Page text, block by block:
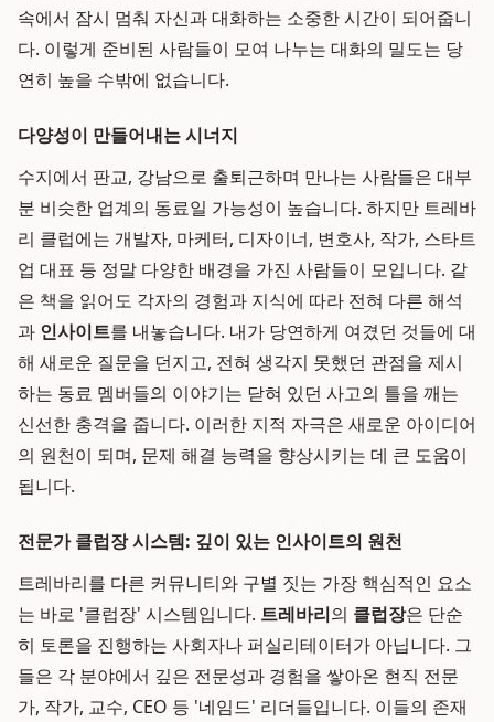
속에서 잠시 멈춰 자신과 대화하는 소중한 시간이 되어줍니
다. 이렇게 준비된 사람들이 모여 나누는 대화의 밀도는 당
연히 높을 수밖에 없습니다.
다양성이 만들어내는 시너지
수지에서 판교, 강남으로 출퇴근하며 만나는 사람들은 대부
분 비슷한 업계의 동료일 가능성이 높습니다. 하지만 트레바
리 클럽에는 개발자, 마케터, 디자이너, 변호사, 작가, 스타트
업 대표 등 정말 다양한 배경을 가진 사람들이 모입니다. 같
은 책을 읽어도 각자의 경험과 지식에 따라 전혀 다른 해석
과 인사이트를 내놓습니다. 내가 당연하게 여겼던 것들에 대
해 새로운 질문을 던지고, 전혀 생각지 못했던 관점을 제시
하는 동료 멤버들의 이야기는 닫혀 있던 사고의 틀을 깨는
신선한 충격을 줍니다. 이러한 지적 자극은 새로운 아이디어
의 원천이 되며, 문제 해결 능력을 향상시키는 데 큰 도움이
됩니다.
전문가 클럽장 시스템: 깊이 있는 인사이트의 원천
트레바리를 다른 커뮤니티와 구별 짓는 가장 핵심적인 요소
는 바로 '클럽장' 시스템입니다. 트레바리의 클럽장은 단순
히 토론을 진행하는 사회자나 퍼실리테이터가 아닙니다. 그
들은 각 분야에서 깊은 전문성과 경험을 쌓아온 현직 전문
가, 작가, 교수, CEO 등 '네임드' 리더들입니다. 이들의 존재